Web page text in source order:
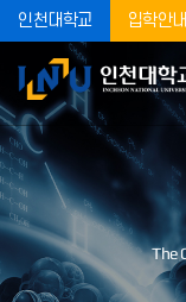
인천대학교 입학안내